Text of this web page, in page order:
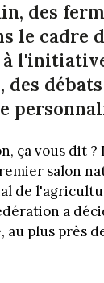
des
le cadre
des
ça vous dit ?
salon
de
a
plus près